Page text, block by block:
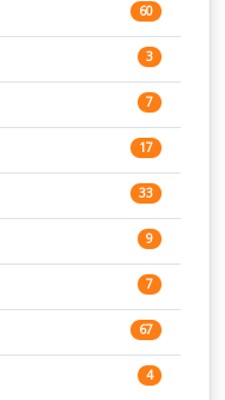
16
15
15
14
14
14
15
219
11
60
3
7
17
33
9
7
67
4